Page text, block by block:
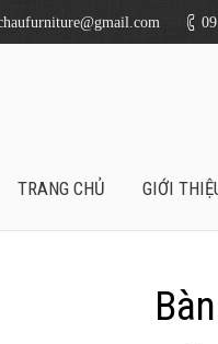
TRANG CHỦ GIỚI